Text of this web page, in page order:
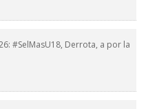
#SelMasU18, Derrota, a por la